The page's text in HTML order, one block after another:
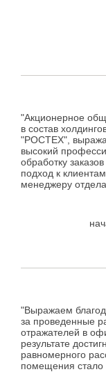
"Акционерное
в состав
"РОСТЕХ",
высокий
обработку
подход к
менеджеру
"Выражаем
за проведенные
отражателей в
результате
равномерного
помещения стало